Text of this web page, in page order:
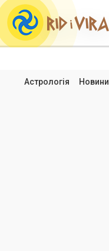
Астрологія Новини